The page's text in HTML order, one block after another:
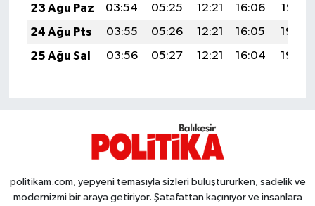
23 Ağu Paz
03:54 05:25 12:21 16:06
19:07
24 Ağu Pts
03:55 05:26 12:21 16:05
19:05
25 Ağu Sal
03:56 05:27 12:21 16:04 19:04
politikam.com, yepyeni temasıyla sizleri buluştururken, sadelik ve
modernizmi bir araya getiriyor. Şatafattan kaçınıyor ve insanlara
TEKNOLOJİ
Trend